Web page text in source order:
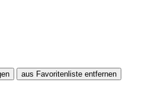
aus Favoritenliste entfernen